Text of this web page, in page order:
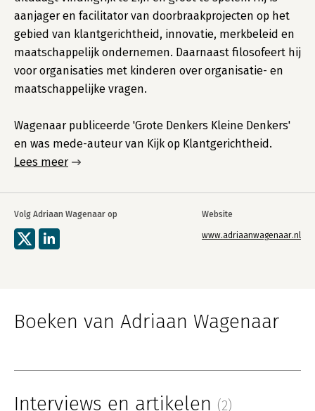
Volg Adriaan Wagenaar op Website
www.adriaanwagenaar.nl
aanjager en facilitator van doorbraakprojecten op het
gebied van klantgerichtheid, innovatie, merkbeleid en
maatschappelijk ondernemen. Daarnaast filosofeert hij
voor organisaties met kinderen over organisatie- en
maatschappelijke vragen.
Wagenaar publiceerde 'Grote Denkers Kleine Denkers'
en was mede-auteur van Kijk op Klantgerichtheid.
Lees meer
Boeken van Adriaan Wagenaar
Interviews en artikelen (2)